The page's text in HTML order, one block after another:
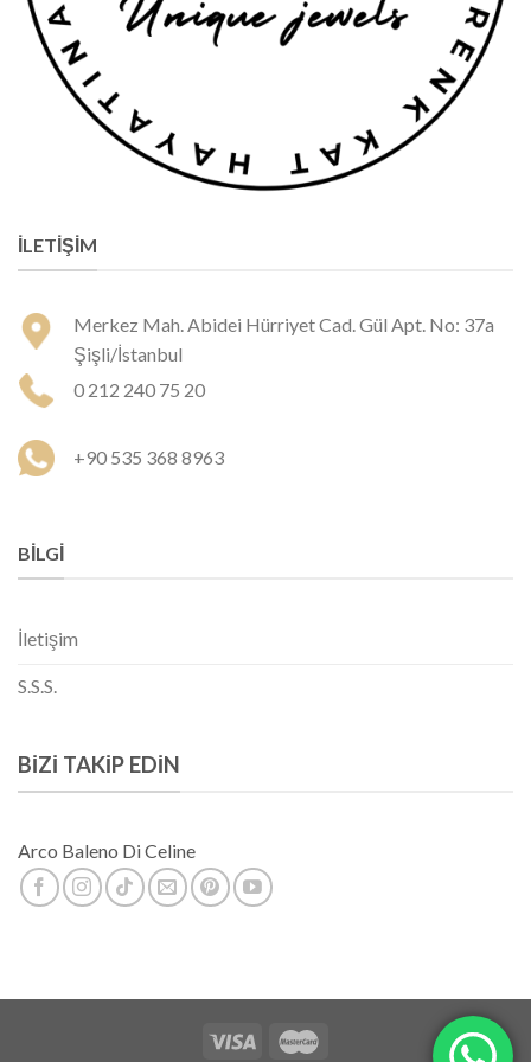
İLETIŞIM
Merkez Mah. Abidei Hürriyet Cad. Gül Apt. No: 37a
Şişli/İstanbul
0 212 240 75 20
+90 535 368 8963
BILGI
İletişim
S.S.S.
BIZI TAKIP EDIN
Arco Baleno Di Celine